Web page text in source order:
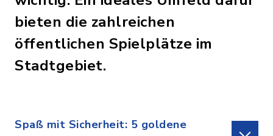
bieten die zahlreichen
öffentlichen Spielplätze im
Stadtgebiet.
Spaß mit Sicherheit: 5 goldene